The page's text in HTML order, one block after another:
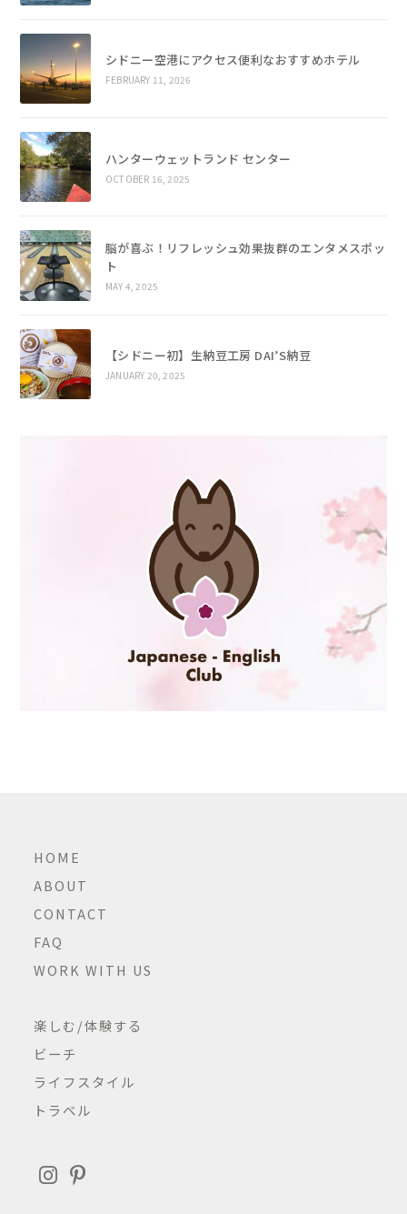
シドニー空港にアクセス便利なおすすめホテル
FEBRUARY 11, 2026
ハンターウェットランド センター
OCTOBER 16, 2025
脳が喜ぶ！リフレッシュ効果抜群のエンタメスポッ
ト
MAY 4, 2025
【シドニー初】生納豆工房 DAI’S納豆
JANUARY 20, 2025
HOME
ABOUT
CONTACT
FAQ
WORK WITH US
楽しむ/体験する
ビーチ
ライフスタイル
トラベル